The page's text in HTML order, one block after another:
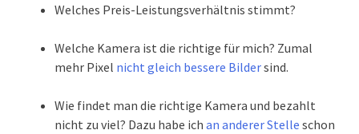
Welches Preis-Leistungsverhältnis stimmt?
Welche Kamera ist die richtige für mich? Zumal
mehr Pixel nicht gleich bessere Bildersind.
Wie findet man die richtige Kamera und bezahlt
nicht zu viel? Dazu habe ich an anderer Stelle schon